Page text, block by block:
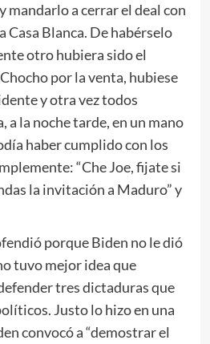
mandarlo a cerrar el deal con
Casa Blanca. De habérselo
otro hubiera sido el
por la venta, hubiese
y otra vez todos
la noche tarde, en un mano
haber cumplido con los
“Che Joe, fijate si
la invitación a Maduro” y
porque Biden no le dió
tuvo mejor idea que
tres dictaduras que
Justo lo hizo en una
convocó a “demostrar el